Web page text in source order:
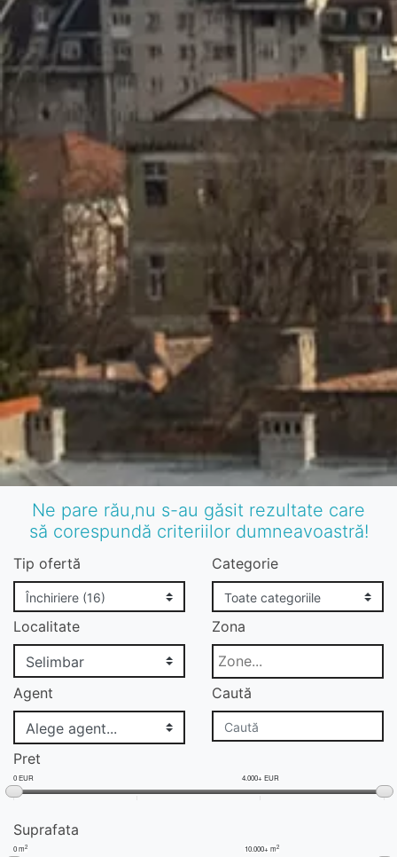
Ne pare rău,nu s-au găsit rezultate care
să corespundă criteriilor dumneavoastră!
Tip ofertă Categorie
Localitate Zona
Agent Caută
Pret
0 EUR 4.000+ EUR
Suprafata
0 m2 10.000+ m2